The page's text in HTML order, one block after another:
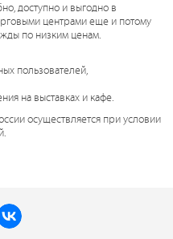
доступно и выгодно в
центрами еще и потому
по низким ценам.
пользователей,
на выставках и кафе.
осуществляется при условии